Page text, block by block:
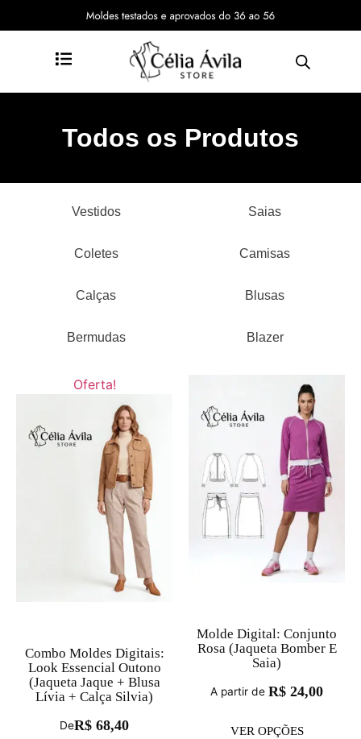
Todos os Produtos
Vestidos Saias
Coletes Camisas
Calças Blusas
Bermudas Blazer
Oferta!
Combo Moldes Digitais:
Look Essencial Outono
(Jaqueta Jaque + Blusa
Lívia + Calça Silvia)
DeR$ 68,40
Molde Digital: Conjunto
Rosa (Jaqueta Bomber E
Saia)
A partir de R$ 24,00
VER OPÇÕES